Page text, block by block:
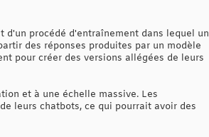
procédé d'entraînement dans lequel un
des réponses produites par un modèle
pour créer des versions allégées de leurs
et à une échelle massive. Les
leurs chatbots, ce qui pourrait avoir des